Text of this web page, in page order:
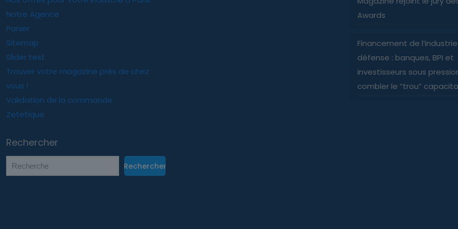
Notre Agence
Panier
Sitemap
Slider test
Trouver votre magazine près de chez
vous !
Validation de la commande
Zetetique
Rechercher
Rechercher
Awards
Financement de
défense : banques, BPI et
investisseurs sous
combler le “trou”